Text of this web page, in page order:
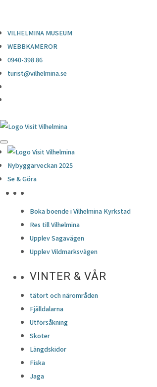
VILHELMINA MUSEUM
WEBBKAMEROR
0940-398 86
turist@vilhelmina.se
Nybyggarveckan 2025
Se & Göra
Boka boende i Vilhelmina Kyrkstad
Res till Vilhelmina
Upplev Sagavägen
Upplev Vildmarksvägen
VINTER & VÅR
tätort och närområden
Fjälldalarna
Utförsåkning
Skoter
Längdskidor
Fiska
Jaga